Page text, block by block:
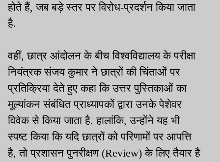
होते हैं, जब बड़े स्तर पर विरोध-प्रदर्शन किया जाता
है.
वहीं, छात्र आंदोलन के बीच विश्वविद्यालय के परीक्षा
नियंत्रक संजय कुमार ने छात्रों की चिंताओं पर
प्रतिक्रिया देते हुए कहा कि उत्तर पुस्तिकाओं का
मूल्यांकन संबंधित प्राध्यापकों द्वारा उनके पेशेवर
विवेक से किया जाता है. हालांकि, उन्होंने यह भी
स्पष्ट किया कि यदि छात्रों को परिणामों पर आपत्ति
है, तो प्रशासन पुनरीक्षण (Review) के लिए तैयार है